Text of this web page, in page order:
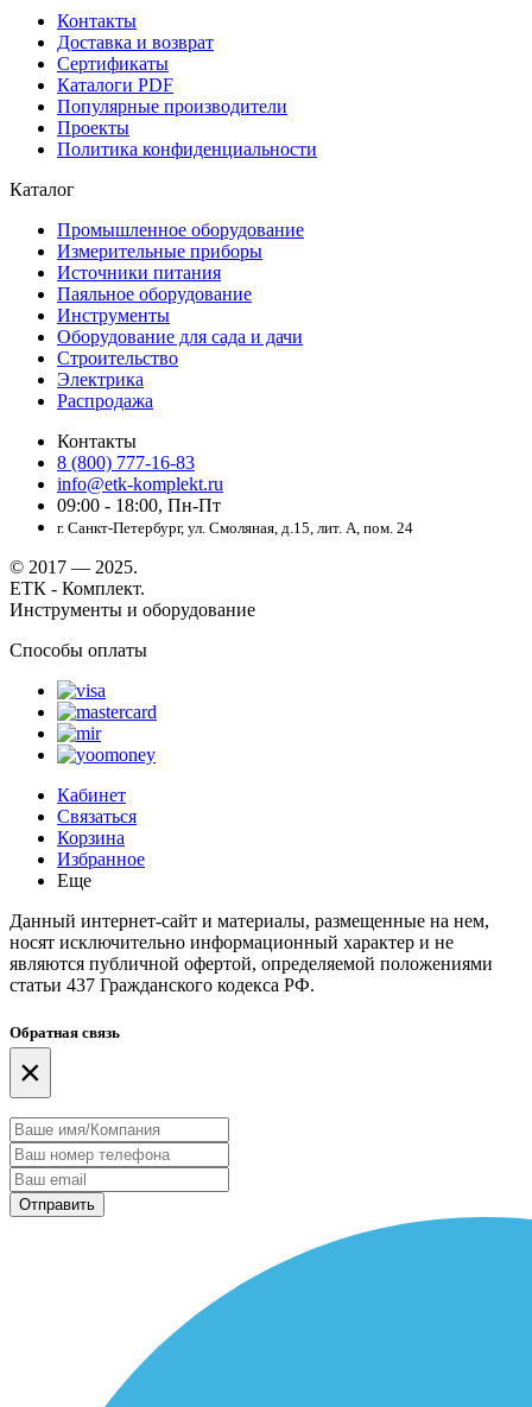
Контакты
Доставка и возврат
Сертификаты
Каталоги PDF
Популярные производители
Проекты
Политика конфиденциальности
Каталог
Промышленное оборудование
Измерительные приборы
Источники питания
Паяльное оборудование
Инструменты
Оборудование для сада и дачи
Строительство
Электрика
Распродажа
Контакты
8 (800) 777-16-83
info@etk-komplekt.ru
09:00 - 18:00, Пн-Пт
г. Санкт-Петербург, ул. Смоляная, д.15, лит. А, пом. 24
© 2017 — 2025.
ЕТК - Комплект.
Инструменты и оборудование
Способы оплаты
Кабинет
Связаться
Корзина
Избранное
Еще
Данный интернет-сайт и материалы, размещенные на нем,
носят исключительно информационный характер и не
являются публичной офертой, определяемой положениями
статьи 437 Гражданского кодекса РФ.
Обратная связь
×
Отправить